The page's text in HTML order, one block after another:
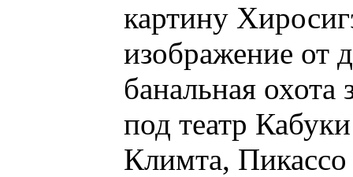
картину
изображение от
банальная охота
под театр
Климта, Пикассо